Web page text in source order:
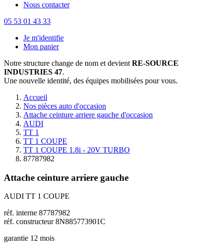
Nous contacter
05 53 01 43 33
Je m'identifie
Mon panier
Notre structure change de nom et devient RE-SOURCE
INDUSTRIES 47.
Une nouvelle identité, des équipes mobilisées pour vous.
Accueil
Nos pièces auto d'occasion
Attache ceinture arriere gauche d'occasion
AUDI
TT 1
TT 1 COUPE
TT 1 COUPE 1.8i - 20V TURBO
87787982
Attache ceinture arriere gauche
AUDI TT 1 COUPE
réf. interne 87787982
réf. constructeur 8N885773901C
garantie 12 mois